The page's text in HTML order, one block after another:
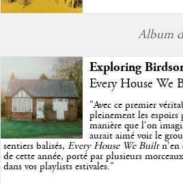
Album
Exploring
Every House We
"Avec ce premier
pleinement les
manière que l'on
aurait aimé voir le
sentiers balisés, Every House We Builtn'en
de cette année, porté par plusieurs
dans vos playlists estivales."